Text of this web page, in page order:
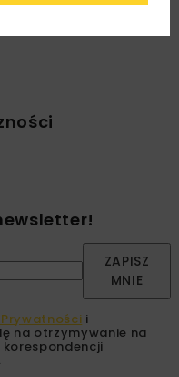
ZAPISZ
MNIE
i
na otrzymywanie na